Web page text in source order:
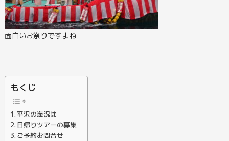
面白いお祭りですよね
もくじ
平沢の海況は
日帰りツアーの募集
ご予約お問合せ